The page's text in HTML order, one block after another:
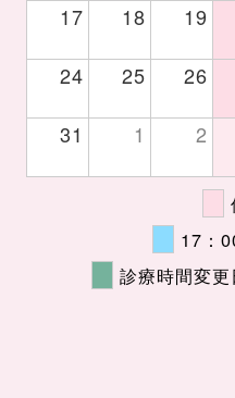
17 18 19
24 25 26
31 1 2
17：
診療時間変更